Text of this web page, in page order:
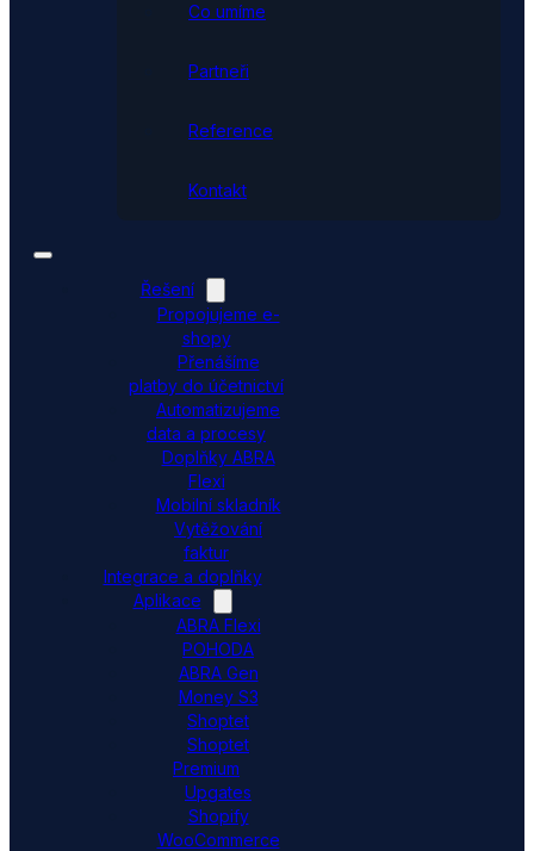
Co umíme
Partneři
Reference
Kontakt
Řešení
Propojujeme e-
shopy
Přenášíme
platby do účetnictví
Automatizujeme
data a procesy
Doplňky ABRA
Flexi
Mobilní skladník
Vytěžování
faktur
Integrace a doplňky
Aplikace
ABRA Flexi
POHODA
ABRA Gen
Money S3
Shoptet
Shoptet
Premium
Upgates
Shopify
WooCommerce